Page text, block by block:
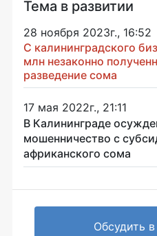
Тема в развитии
28 ноября 2023г., 16:52
С калининградского
млн незаконно
разведение сома
17 мая 2022г., 21:11
В Калининграде
мошенничество с
африканского сома
Обсудить